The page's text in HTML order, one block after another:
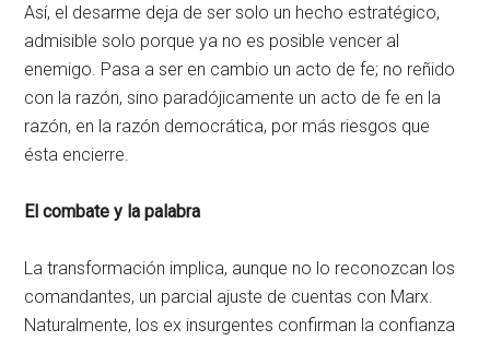
Así, el desarme deja de ser solo un hecho estratégico,
admisible solo porque ya no es posible vencer al
enemigo. Pasa a ser en cambio un acto de fe; no reñido
con la razón, sino paradójicamente un acto de fe en la
razón, en la razón democrática, por más riesgos que
ésta encierre.
El combate y la palabra
La transformación implica, aunque no lo reconozcan los
comandantes, un parcial ajuste de cuentas con Marx.
Naturalmente, los ex insurgentes confirman la confianza